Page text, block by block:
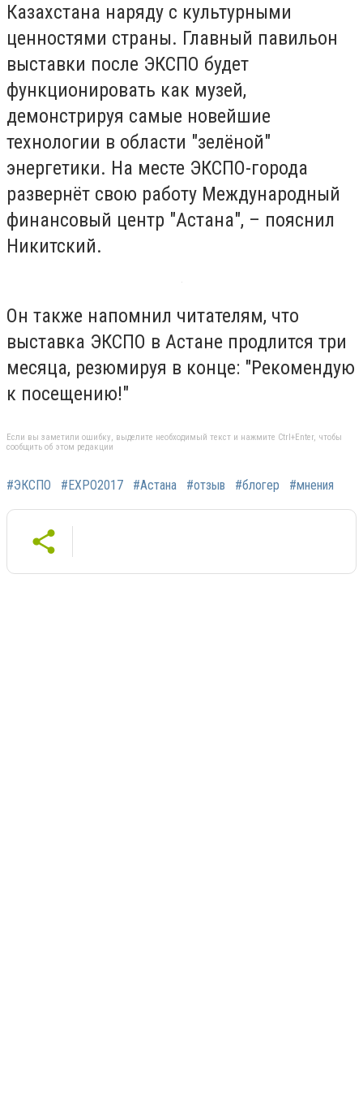
Казахстана наряду с культурными
ценностями страны. Главный павильон
выставки после ЭКСПО будет
функционировать как музей,
демонстрируя самые новейшие
технологии в области "зелёной"
энергетики. На месте ЭКСПО-города
развернёт свою работу Международный
финансовый центр "Астана", – пояснил
Никитский.
Он также напомнил читателям, что
выставка ЭКСПО в Астане продлится три
месяца, резюмируя в конце: "Рекомендую
к посещению!"
Если вы заметили ошибку, выделите необходимый текст и нажмите Ctrl+Enter, чтобы
сообщить об этом редакции
#ЭКСПО #EXPO2017 #Астана #отзыв #блогер #мнения